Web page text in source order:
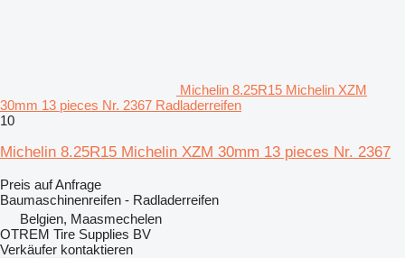
Michelin 8.25R15 Michelin XZM
30mm 13 pieces Nr. 2367 Radladerreifen
10
Michelin 8.25R15 Michelin XZM 30mm 13 pieces Nr. 2367
Preis auf Anfrage
Baumaschinenreifen - Radladerreifen
Belgien, Maasmechelen
OTREM Tire Supplies BV
Verkäufer kontaktieren